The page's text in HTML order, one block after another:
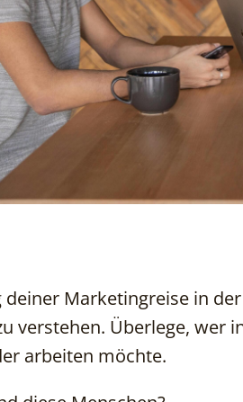
deiner Marketingreise in
verstehen. Überlege, wer
arbeiten möchte.